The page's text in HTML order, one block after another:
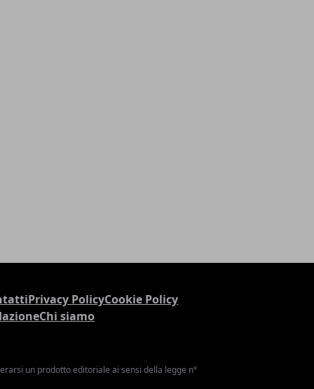
Privacy PolicyCookie Policy
Chi siamo
un prodotto editoriale ai sensi della legge n°